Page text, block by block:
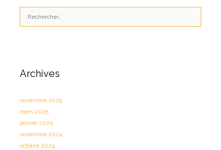
Archives
novembre 2025
mars 2025
janvier 2025
novembre 2024
octobre 2024